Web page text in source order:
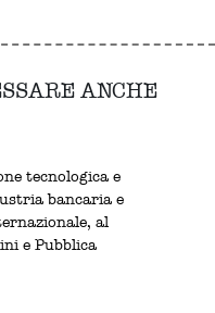
ANCHE
tecnologica e
bancaria e
al
e Pubblica